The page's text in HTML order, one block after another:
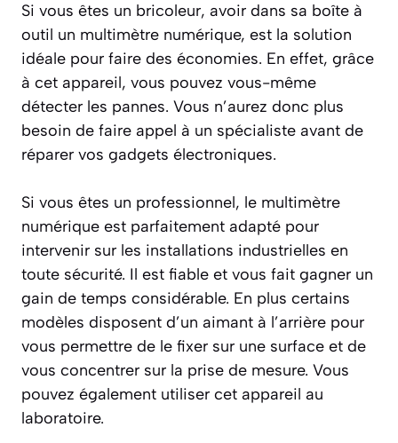
Si vous êtes un bricoleur, avoir dans sa boîte à
outil un multimètre numérique, est la solution
idéale pour faire des économies. En effet, grâce
à cet appareil, vous pouvez vous-même
détecter les pannes. Vous n’aurez donc plus
besoin de faire appel à un spécialiste avant de
réparer vos gadgets électroniques.
Si vous êtes un professionnel, le multimètre
numérique est parfaitement adapté pour
intervenir sur les installations industrielles en
toute sécurité. Il est fiable et vous fait gagner un
gain de temps considérable. En plus certains
modèles disposent d’un aimant à l’arrière pour
vous permettre de le fixer sur une surface et de
vous concentrer sur la prise de mesure. Vous
pouvez également utiliser cet appareil au
laboratoire.